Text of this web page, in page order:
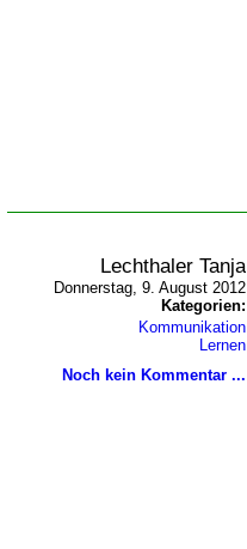
Lechthaler Tanja
Donnerstag, 9. August 2012
Kategorien:
Kommunikation
Lernen
Noch kein Kommentar ...